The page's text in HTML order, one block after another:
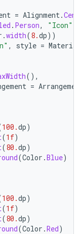
= Alignment.
. Person, "Icon"
.width(8.dp))
, style =
(),
=
100.dp)
(1f)
(80.dp)
(Color .Blue)
100.dp)
(1f)
(80.dp)
(Color .Red)